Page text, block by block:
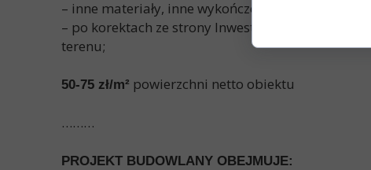
– inne materiały, inne wykończenia);
– po korektach ze strony Inwestora- finalna
terenu;
50-75 zł/m² powierzchni netto obiektu
………
PROJEKT BUDOWLANY OBEJMUJE: